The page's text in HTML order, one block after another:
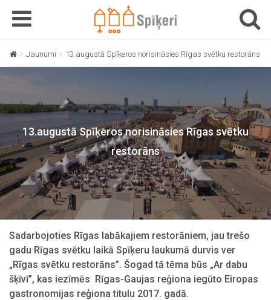
T
o
g
a
v
i
g
a
t
o
n
T
g
a
v
i
g
a
i
o
n
Jaunumi 13.augustā Spīķeros norisināsies Rīgas svētku restorāns
13.augustā Spīķeros norisināsies Rīgas svētku
restorāns
Sadarbojoties Rīgas labākajiem restorāniem, jau trešo
gadu Rīgas svētku laikā Spīķeru laukumā durvis ver
„Rīgas svētku restorāns”. Šogad tā tēma būs „Ar dabu
šķīvī”, kas iezīmēs Rīgas-Gaujas reģiona iegūto Eiropas
gastronomijas reģiona titulu 2017. gadā.